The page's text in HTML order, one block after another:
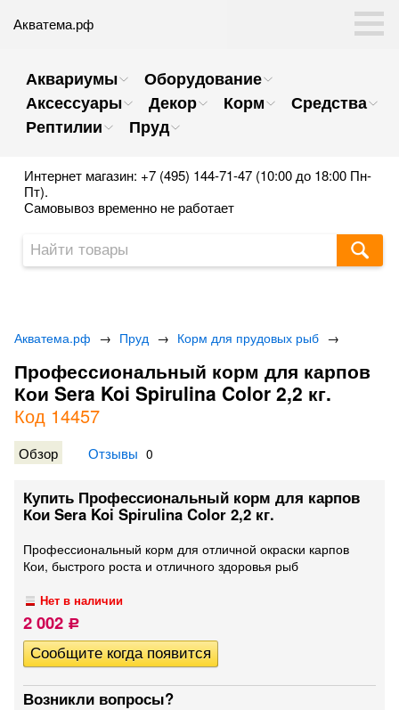
Акватема.рф
Аквариумы
Оборудование
Аксессуары
Декор Корм
Средства
Рептилии
Пруд
Интернет магазин: +7 (495) 144-71-47 (10:00 до 18:00 Пн-
Пт).
Самовывоз временно не работает
Акватема.рф → Пруд → Корм для прудовых рыб →
Профессиональный корм для карпов
Кои Sera Koi Spirulina Color 2,2 кг.
Код 14457
Обзор Отзывы 0
Купить Профессиональный корм для карпов
Кои Sera Koi Spirulina Color 2,2 кг.
Профессиональный корм для отличной окраски карпов
Кои, быстрого роста и отличного здоровья рыб
Нет в наличии
2 002 Р
Возникли вопросы?